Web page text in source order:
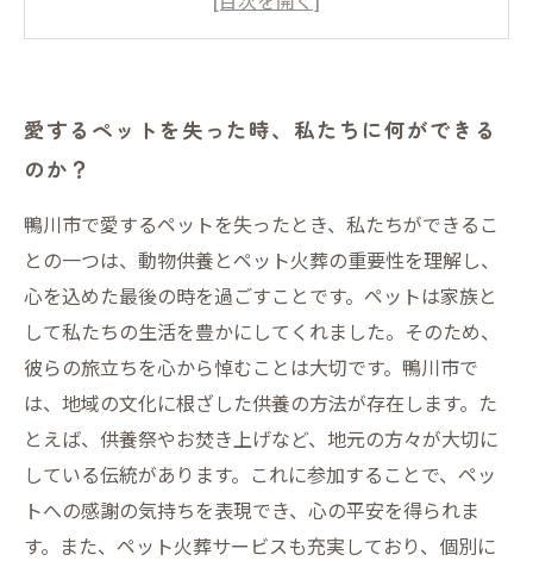
悲しみを乗り越えるために: 愛するペットとの最
後の時間
鴨川市の美しい自然の中で行う、特別なペット
火葬の意味
温かい思い出を胸に: 鴨川市におけるペット供養
の新たな形
愛するペットを失った時、私たちに何ができる
のか？
鴨川市で愛するペットを失ったとき、私たちができるこ
との一つは、動物供養とペット火葬の重要性を理解し、
心を込めた最後の時を過ごすことです。ペットは家族と
して私たちの生活を豊かにしてくれました。そのため、
彼らの旅立ちを心から悼むことは大切です。鴨川市で
は、地域の文化に根ざした供養の方法が存在します。た
とえば、供養祭やお焚き上げなど、地元の方々が大切に
している伝統があります。これに参加することで、ペッ
トへの感謝の気持ちを表現でき、心の平安を得られま
す。また、ペット火葬サービスも充実しており、個別に